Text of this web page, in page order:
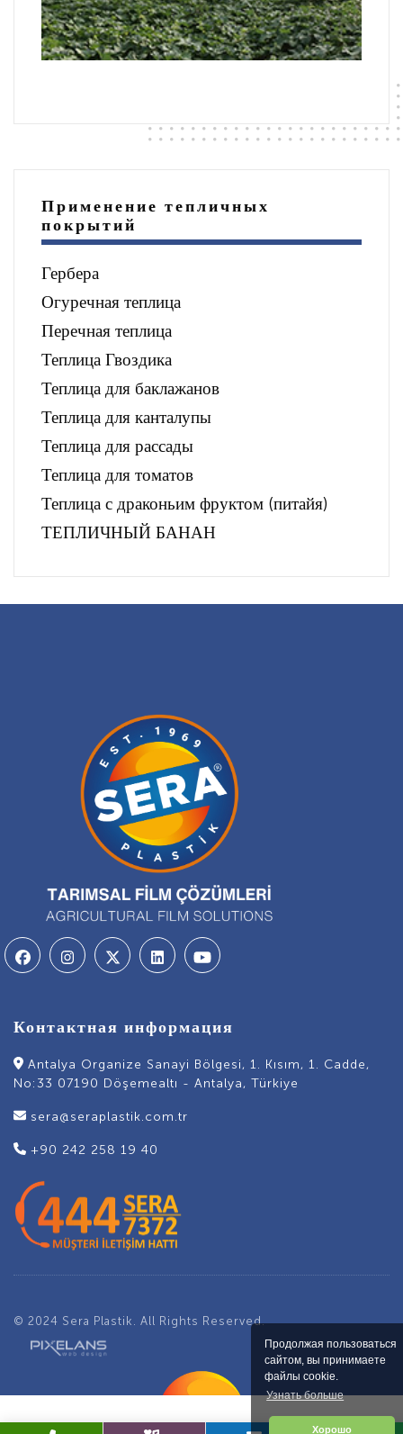
Продолжая пользоваться
сайтом, вы принимаете
файлы cookie.
Узнать больше
Хорошо
Применение тепличных
покрытий
Гербера
Огуречная теплица
Перечная теплица
Теплица Гвоздика
Теплица для баклажанов
Теплица для канталупы
Теплица для рассады
Теплица для томатов
Теплица с драконьим фруктом (питайя)
ТЕПЛИЧНЫЙ БАНАН
Контактная информация
Antalya Organize Sanayi Bölgesi, 1. Kısım, 1. Cadde,
No:33 07190 Döşemealtı - Antalya, Türkiye
sera@seraplastik.com.tr
+90 242 258 19 40
© 2024 Sera Plastik. All Rights Reserved.